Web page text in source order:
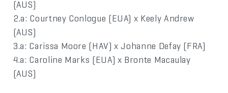
(AUS)
2.a: Courtney Conlogue (EUA) x Keely Andrew
(AUS)
3.a: Carissa Moore (HAV) x Johanne Defay (FRA)
4.a: Caroline Marks (EUA) x Bronte Macaulay
(AUS)